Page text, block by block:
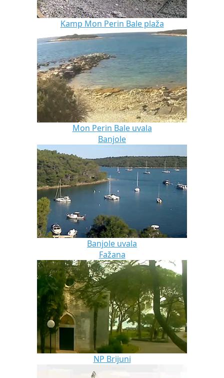
Kamp Mon Perin Bale plaža
Mon Perin Bale uvala
Banjole
Banjole uvala
Fažana
NP Brijuni